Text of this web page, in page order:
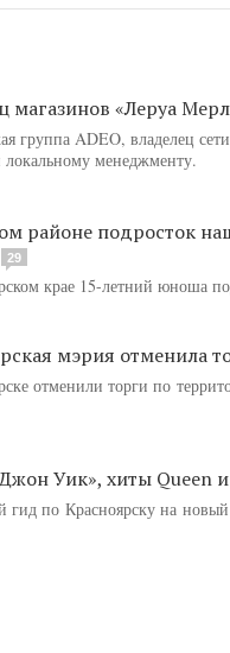
магазинов «Леруа
группа ADEO, владелец
менеджменту.
районе подросток
29
крае 15-летний юноша
мэрия отменила
отменили торги по
Уик», хиты Queen
гид по Красноярску на